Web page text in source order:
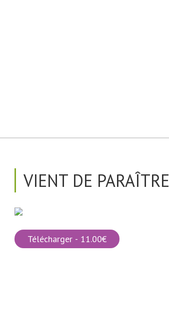
VIENT DE PARAÎTRE
Télécharger - 11.00€